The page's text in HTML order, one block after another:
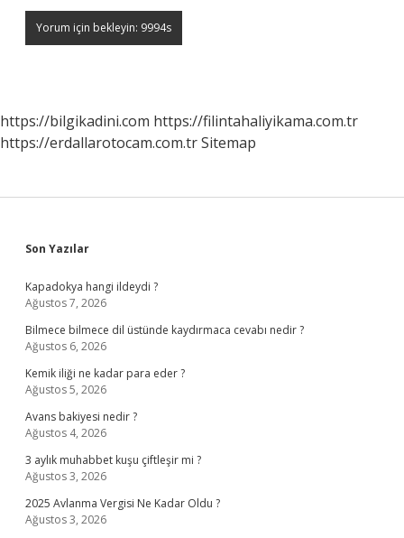
https://bilgikadini.com https://filintahaliyikama.com.tr
https://erdallarotocam.com.trSitemap
Sidebar
Son Yazılar
Kapadokya hangi ildeydi ?
Ağustos 7, 2026
Bilmece bilmece dil üstünde kaydırmaca cevabı nedir ?
Ağustos 6, 2026
Kemik iliği ne kadar para eder ?
Ağustos 5, 2026
Avans bakiyesi nedir ?
Ağustos 4, 2026
3 aylık muhabbet kuşu çiftleşir mi ?
Ağustos 3, 2026
2025 Avlanma Vergisi Ne Kadar Oldu ?
Ağustos 3, 2026